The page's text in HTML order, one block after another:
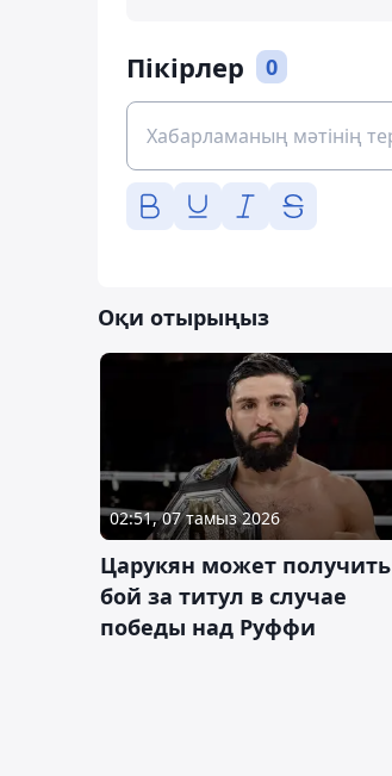
Пікірлер 0
Оқи отырыңыз
02:51, 07 тамыз 2026
Царукян может получить
бой за титул в случае
победы над Руффи